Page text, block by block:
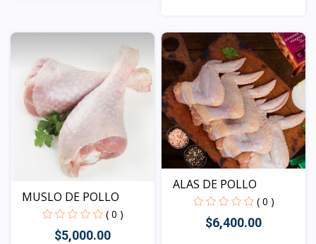
Vista
MUSLO DE POLLO
( 0 )
$5,000.00
ALAS DE POLLO
( 0 )
$6,400.00